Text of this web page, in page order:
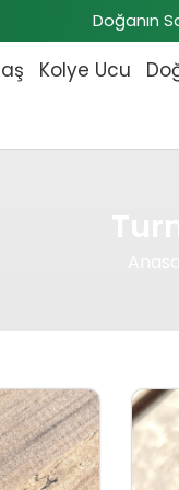
Doğanın
Kolye Ucu
₺6.000,00.
Şu andaki fiyat: